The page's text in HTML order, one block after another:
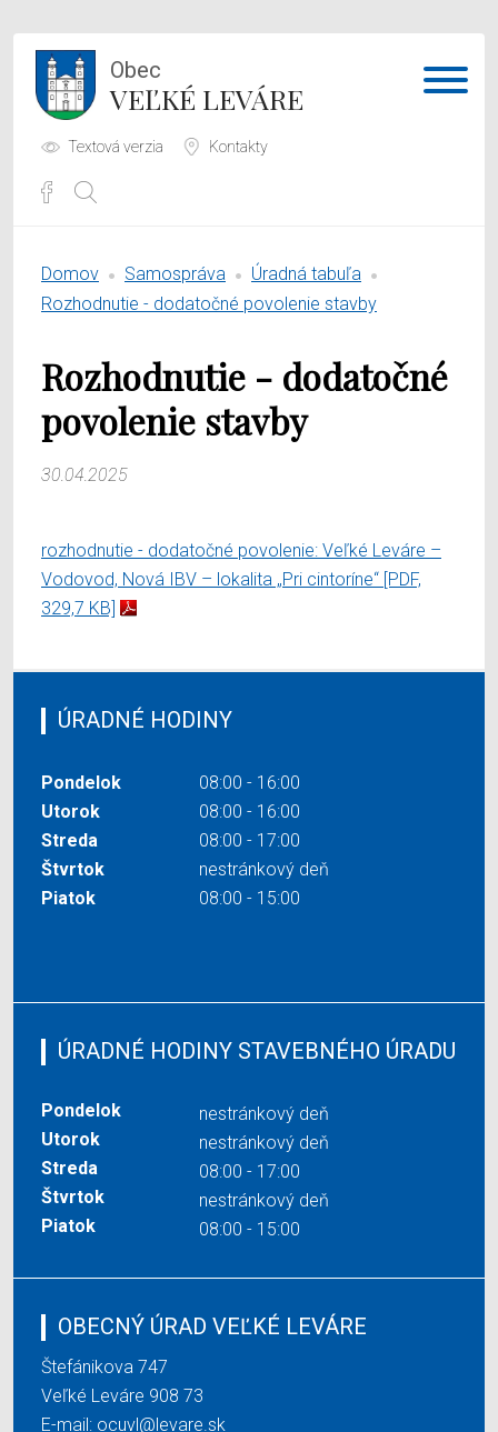
Obec
VEĽKÉ LEVÁRE
Textová verzia Kontakty
Samospráva
Domov Samospráva
Úradná tabuľa
Rozhodnutie - dodatočné povolenie stavby
Rozhodnutie - dodatočné
povolenie stavby
30.04.2025
rozhodnutie - dodatočné povolenie: Veľké Leváre –
Vodovod, Nová IBV – lokalita „Pri cintoríne“ [PDF,
329,7 KB]
ÚRADNÉ HODINY
Pondelok
08:00 - 16:00
Utorok
08:00 - 16:00
Streda
08:00 - 17:00
Štvrtok
nestránkový deň
Piatok
08:00 - 15:00
ÚRADNÉ HODINY STAVEBNÉHO ÚRADU
Pondelok
nestránkový deň
Utorok
nestránkový deň
Streda
08:00 - 17:00
Štvrtok
nestránkový deň
Piatok
08:00 - 15:00
OBECNÝ ÚRAD VEĽKÉ LEVÁRE
Štefánikova 747
Veľké Leváre 908 73
E-mail: ocuvl@levare.sk